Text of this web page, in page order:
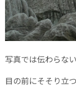
写真では伝わらない
目の前にそそり立